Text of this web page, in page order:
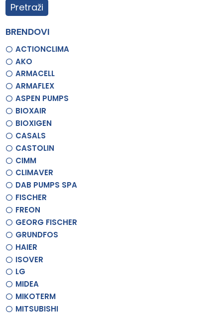
Pretraži
BRENDOVI
ACTIONCLIMA
AKO
ARMACELL
ARMAFLEX
ASPEN PUMPS
BIOXAIR
BIOXIGEN
CASALS
CASTOLIN
CIMM
CLIMAVER
DAB PUMPS SPA
FISCHER
FREON
GEORG FISCHER
GRUNDFOS
HAIER
ISOVER
LG
MIDEA
MIKOTERM
MITSUBISHI